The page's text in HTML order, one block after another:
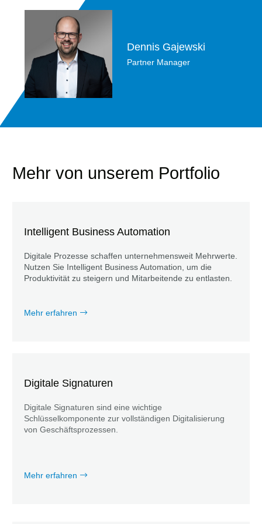
Dennis Gajewski
Partner Manager
Mehr von unserem Portfolio
Digitale Signaturen
Digitale Signaturen sind eine wichtige
Schlüsselkomponente zur vollständigen Digitalisierung
von Geschäftsprozessen.
Mehr erfahren
Intelligent Business Automation
Digitale Prozesse schaffen unternehmensweit Mehrwerte.
Nutzen Sie Intelligent Business Automation, um die
Produktivität zu steigern und Mitarbeitende zu entlasten.
Mehr erfahren